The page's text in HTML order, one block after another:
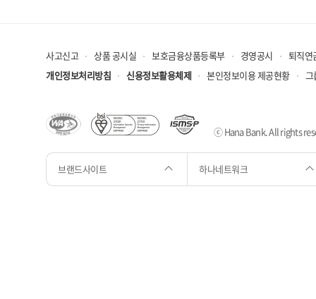
사고신고 상품 공시실 보호금융상품등록부 경영공시
퇴직연
개인정보처리방침
신용정보활용체제 본인정보이용 제공현황 그
ⓒ Hana Bank. All rights
브랜드사이트 하나네트워크